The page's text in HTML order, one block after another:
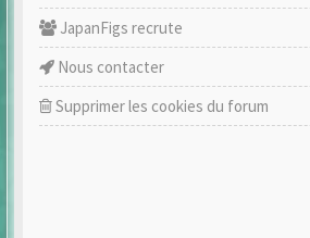
JapanFigs recrute
Nous contacter
Supprimer les cookies du forum